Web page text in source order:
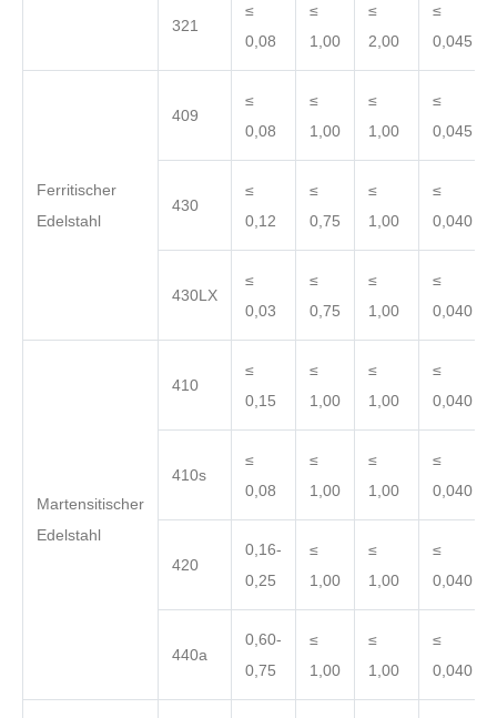
321
≤
0,08
≤
1,00
≤
2,00
≤
0,045
Ferritischer
Edelstahl
409
≤
0,08
≤
1,00
≤
1,00
≤
0,045
430
≤
0,12
≤
0,75
≤
1,00
≤
0,040
430LX
≤
0,03
≤
0,75
≤
1,00
≤
0,040
Martensitischer
Edelstahl
410
≤
0,15
≤
1,00
≤
1,00
≤
0,040
410s
≤
0,08
≤
1,00
≤
1,00
≤
0,040
420
0,16-
0,25
≤
1,00
≤
1,00
≤
0,040
440a
0,60-
0,75
≤
1,00
≤
1,00
≤
0,040